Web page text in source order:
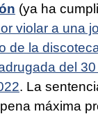
(ya ha
violar a una
de la
del
. La
máxima